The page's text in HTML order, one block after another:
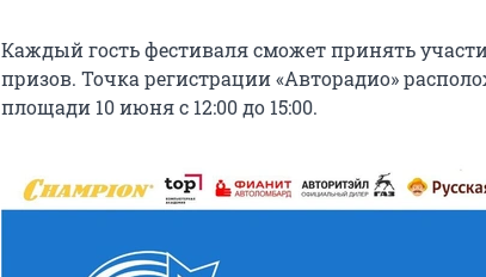
Каждый гость фестиваля сможет принять
призов. Точка регистрации «Авторадио»
площади 10 июня с 12:00 до 15:00.